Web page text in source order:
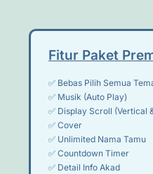
Fitur Paket
✅ Bebas Pilih Semua
✅ Musik (Auto Play)
✅ Display Scroll (Vertical
✅ Cover
✅ Unlimited Nama Tamu
✅ Countdown Timer
✅ Detail Info Akad